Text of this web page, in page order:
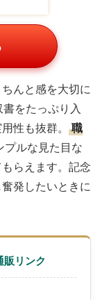
んと感を大切に
をたっぷり入
性も抜群。
職
プルな見た目な
らえます。記念
発したいときに
販リンク